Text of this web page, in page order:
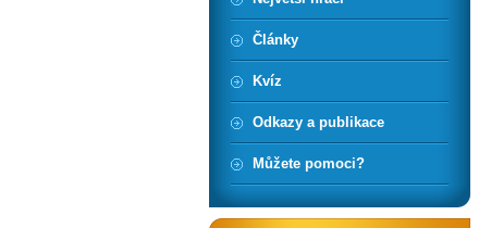
Články
Kvíz
Odkazy a publikace
Můžete pomoci?